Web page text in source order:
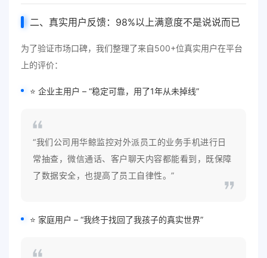
二、真实用户反馈：98%以上满意度不是说说而已
为了验证市场口碑，我们整理了来自500+位真实用户在平台
上的评价：
⭐ 企业主用户 – “稳定可靠，用了1年从未掉线”
“我们公司用华鲸监控对外派员工的业务手机进行日
常抽查，微信通话、客户聊天内容都能看到，既保障
了数据安全，也提高了员工自律性。”
⭐ 家庭用户 – “我终于找回了我孩子的真实世界”